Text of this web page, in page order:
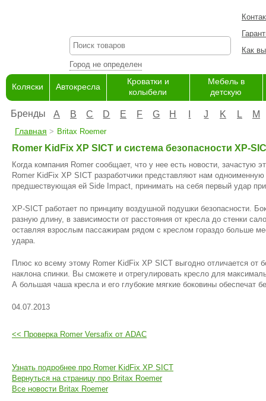
Город не определен
Как
Коляски Автокресла
Кроватки и
колыбели
Мебель в
детскую
Бренды A B C D E F G H J K L M
Главная Britax Roemer
Romer KidFix XP SICT и система безопасности XP-
Когда компания Romer сообщает, что у нее есть новости,
Romer KidFix XP SICT разработчики представляют нам
предшествующая ей Side Impact, принимать на себя первый удар
XP-SICT работает по принципу воздушной подушки безопасности.
разную длину, в зависимости от расстояния от кресла до стенки
оставляя взрослым пассажирам рядом с креслом гораздо больше
удара.
Плюс ко всему этому Romer KidFix XP SICT выгодно отличается от
наклона спинки. Вы сможете и отрегулировать кресло для
А большая чаша кресла и его глубокие мягкие боковины обеспечат
04.07.2013
<< Проверка Romer Versafix от ADAC
Узнать подробнее про Romer KidFix XP SICT
Вернуться на страницу про Britax Roemer
Все новости Britax Roemer